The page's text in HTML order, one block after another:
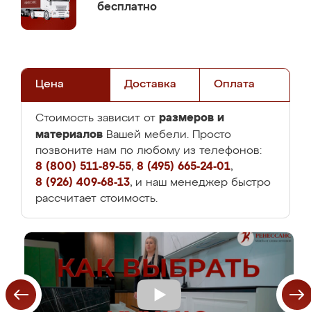
бесплатно
Цена Доставка Оплата
Стоимость зависит от размеров и
материалов Вашей мебели. Просто
позвоните нам по любому из телефонов:
8 (800) 511-89-55, 8 (495) 665-24-01,
8 (926) 409-68-13, и наш менеджер быстро
рассчитает стоимость.